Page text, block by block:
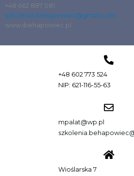
+48 ‭662 887 081‬
szkolenia.behapowiec@gmail.com
www.ibehapowiec.pl
+48 602 773 524
NIP: 621-116-55-63
mpalat@wp.pl
Wioślarska 7